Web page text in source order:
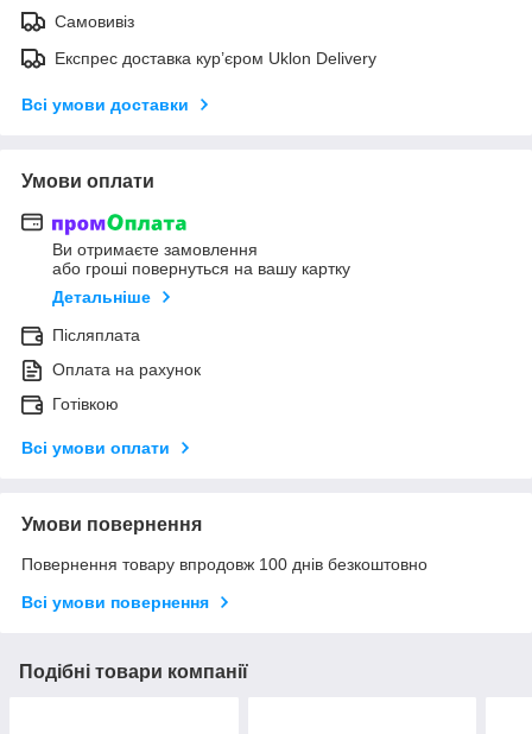
Самовивіз
Експрес доставка кур’єром Uklon Delivery
Всі умови доставки
Умови оплати
Ви отримаєте замовлення
або гроші повернуться на вашу картку
Детальніше
Післяплата
Оплата на рахунок
Готівкою
Всі умови оплати
Умови повернення
Повернення товару впродовж 100 днів безкоштовно
Всі умови повернення
Подібні товари компанії